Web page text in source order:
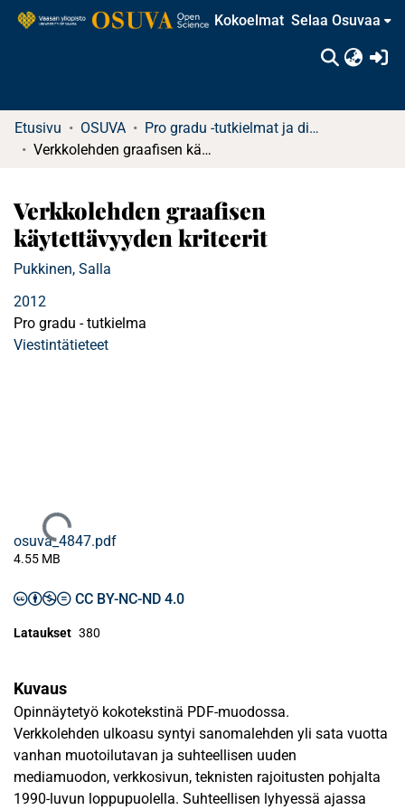
Kokoelmat Selaa Osuvaa
Etusivu OSUVA
Pro gradu -tutkielmat ja diplomityöt
Verkkolehden graafisen käytettävyyden kriteerit
Verkkolehden graafisen
käytettävyyden kriteerit
Pukkinen, Salla
2012
Pro gradu - tutkielma
Viestintätieteet
Ladataan...
osuva_4847.pdf
4.55 MB
CC BY-NC-ND 4.0
Lataukset 380
Kuvaus
Opinnäytetyö kokotekstinä PDF-muodossa.
Verkkolehden ulkoasu syntyi sanomalehden yli sata vuotta
vanhan muotoilutavan ja suhteellisen uuden
mediamuodon, verkkosivun, teknisten rajoitusten pohjalta
1990-luvun loppupuolella. Suhteellisen lyhyessä ajassa